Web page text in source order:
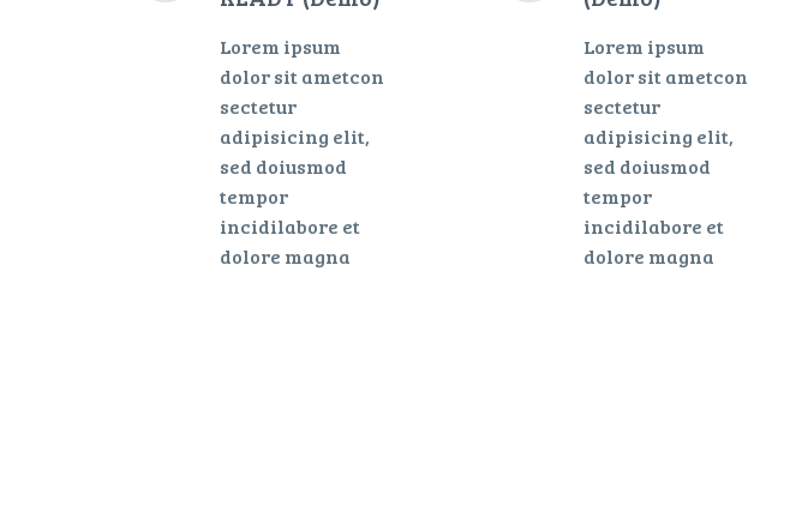
Lorem ipsum
dolor sit ametcon
sectetur
adipisicing elit,
sed doiusmod
tempor
incidilabore et
dolore magna
Lorem ipsum
dolor sit ametcon
sectetur
adipisicing elit,
sed doiusmod
tempor
incidilabore et
dolore magna